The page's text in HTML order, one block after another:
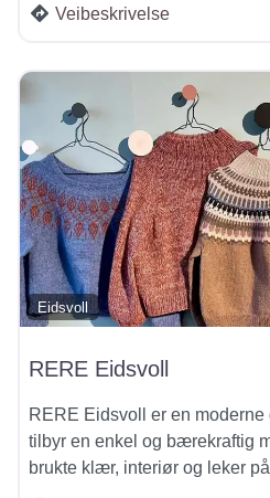
Veibeskrivelse
Eidsvoll
RERE Eidsvoll
RERE Eidsvoll er en
tilbyr en enkel og bærekraftig
brukte klær, interiør og leker